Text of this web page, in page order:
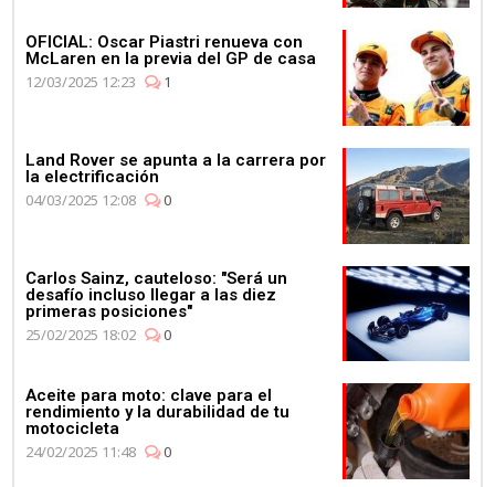
OFICIAL: Oscar Piastri renueva con
McLaren en la previa del GP de casa
12/03/2025 12:23
1
Land Rover se apunta a la carrera por
la electrificación
04/03/2025 12:08
0
Carlos Sainz, cauteloso: "Será un
desafío incluso llegar a las diez
primeras posiciones"
25/02/2025 18:02
0
Aceite para moto: clave para el
rendimiento y la durabilidad de tu
motocicleta
24/02/2025 11:48
0